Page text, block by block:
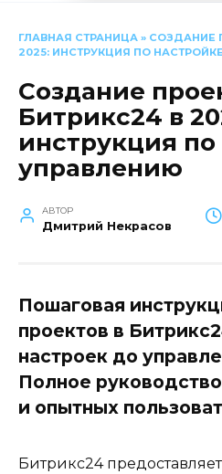
ГЛАВНАЯ СТРАНИЦА » СОЗДАНИЕ
2025: ИНСТРУКЦИЯ ПО
Создание
Битрикс24 в
инструкция
управлению
АВТОР
Дмитрий Некрасов
Пошаговая
проектов в
настроек до
Полное
и опытных
Битрикс24